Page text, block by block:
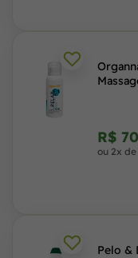
R$
ou 2x de
Pelo &